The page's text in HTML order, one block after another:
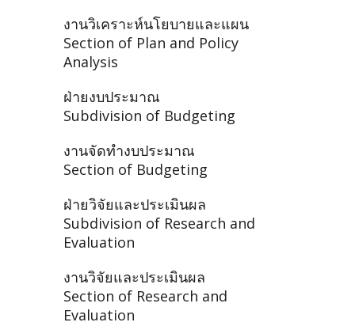
งานวิเคราะห์นโยบายและแผน
Section of Plan and Policy
Analysis
ฝ่ายงบประมาณ
Subdivision of Budgeting
งานจัดทำงบประมาณ
Section of Budgeting
ฝ่ายวิจัยและประเมินผล
Subdivision of Research and
Evaluation
งานวิจัยและประเมินผล
Section of Research and
Evaluation